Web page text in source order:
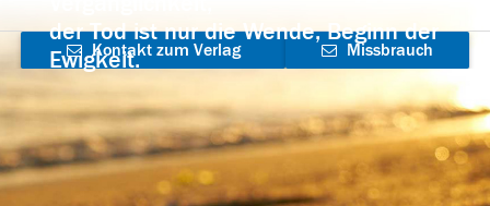
der Tod ist nur die Wende, Beginn der
Ewigkeit.
Kontakt zum Verlag
aufnehmen
Missbrauch